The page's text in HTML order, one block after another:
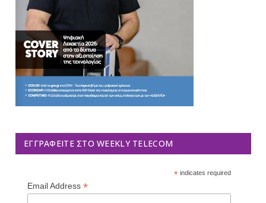
ΕΓΓΡΑΦΕΊΤΕ ΣΤΟ WEEKLY TELECOM
*indicates required
Email Address *